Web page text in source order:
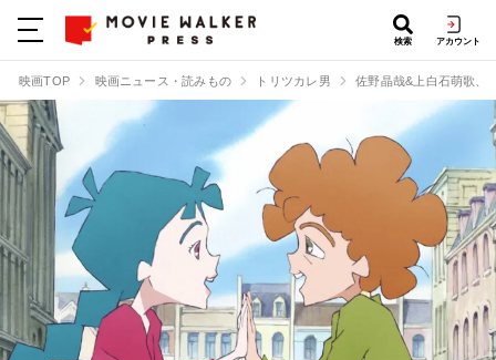
検索 アカウント
映画TOP 映画ニュース・読みもの トリツカレ男 佐野晶哉&上白石萌歌、